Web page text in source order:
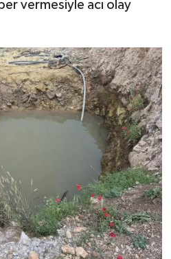
vermesiyle acı olay